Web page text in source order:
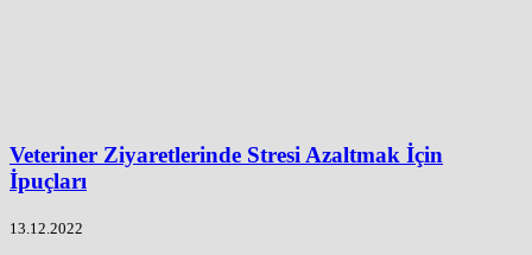
Veteriner Ziyaretlerinde Stresi Azaltmak İçin
İpuçları
13.12.2022